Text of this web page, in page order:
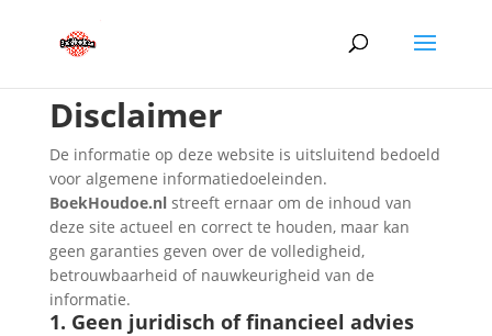
Disclaimer
De informatie op deze website is uitsluitend bedoeld
voor algemene informatiedoeleinden.
BoekHoudoe.nlstreeft ernaar om de inhoud van
deze site actueel en correct te houden, maar kan
geen garanties geven over de volledigheid,
betrouwbaarheid of nauwkeurigheid van de
informatie.
1. Geen juridisch of financieel advies